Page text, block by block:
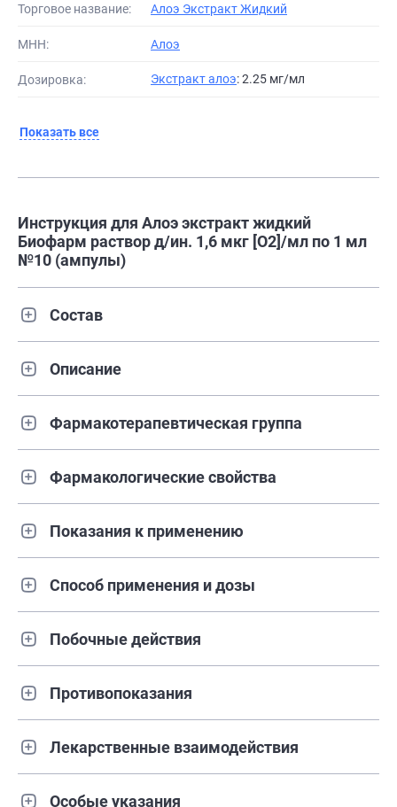
Торговое название: Алоэ Экстракт Жидкий
МНН: Алоэ
Дозировка: Экстракт алоэ: 2.25 мг/мл
Показать все
Инструкция для Алоэ экстракт жидкий
Биофарм раствор д/ин. 1,6 мкг [О2]/мл по 1 мл
№10 (ампулы)
Состав
Описание
Фармакотерапевтическая группа
Фармакологические свойства
Показания к применению
Способ применения и дозы
Побочные действия
Противопоказания
Лекарственные взаимодействия
Особые указания